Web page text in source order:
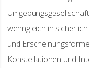
wenngleich in
und
Konstellationen und